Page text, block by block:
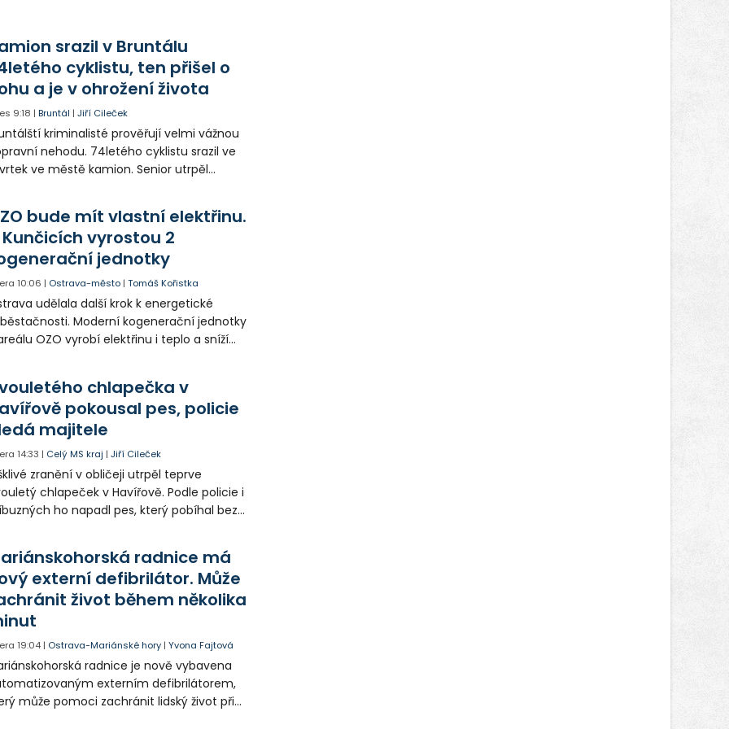
srazil v Bruntálu
cyklistu, ten přišel o
a je v ohrožení života
9:18 |Bruntál |Jiří Cileček
kriminalisté prověřují velmi vážnou
nehodu. 74letého cyklistu srazil ve
ve městě kamion. Senior utrpěl
případné svědky.
bude mít vlastní elektřinu.
Kunčicích vyrostou 2
jednotky
10:06 | Ostrava-město |Tomáš Kořistka
udělala další krok k energetické
Moderní kogenerační jednotky
OZO vyrobí elektřinu i teplo a sníží
chlapečka v
pokousal pes, policie
majitele
14:33 | Celý MS kraj |Jiří Cileček
zranění v obličeji utrpěl teprve
chlapeček v Havířově. Podle policie i
ho napadl pes, který pobíhal bez
psa hledá.
radnice má
externí defibrilátor. Může
život během několika
19:04 | Ostrava-Mariánské hory |Yvona Fajtová
radnice je nově vybavena
externím defibrilátorem,
může pomoci zachránit lidský život při